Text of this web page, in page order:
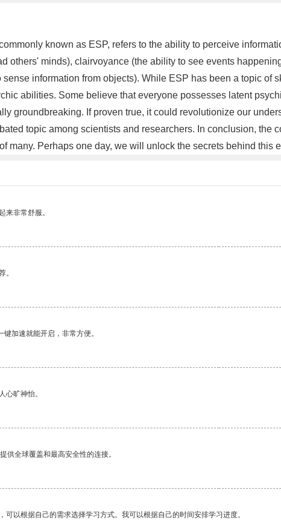
known as ESP, refers to the ability to perceive
others' minds), clairvoyance (the ability to see events
sense information from objects). While ESP has been a topic
abilities. Some believe that everyone possesses latent
groundbreaking. If proven true, it could revolutionize our
topic among scientists and researchers. In conclusion,
many. Perhaps one day, we will unlock the secrets behind this
来非常舒服。
。
加速就能开启，非常方便。
心旷神怡。
供全球覆盖和最高安全性的连接。
可以根据自己的需求选择学习方式。我可以根据自己的时间安排学习进度。